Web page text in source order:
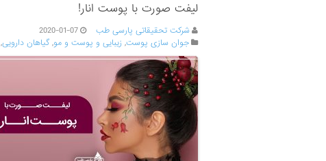
لیفت صورت با پوست انار!
شرکت تحقیقاتی پارسی طب
2020-01-07
جوان سازی پوست, زیبایی و پوست و مو, گیاهان دارویی,